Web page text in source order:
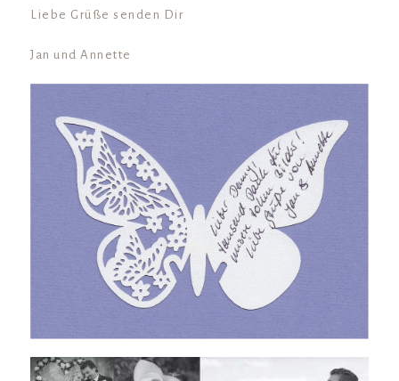
Liebe Grüße senden Dir
Jan und Annette